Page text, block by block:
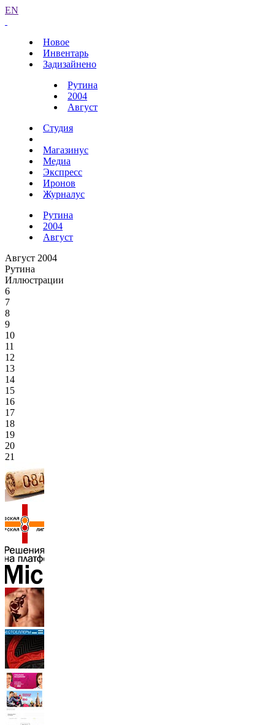
EN
Новое
Инвентарь
Задизайнено
Рутина
2004
Август
Студия
Магазинус
Медиа
Экспресс
Иронов
Журналус
Рутина
2004
Август
Август 2004
Рутина
Иллюстрации
6
7
8
9
10
11
12
13
14
15
16
17
18
19
20
21